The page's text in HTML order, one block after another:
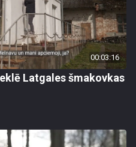
00:03:16
Latgales šmakovkas